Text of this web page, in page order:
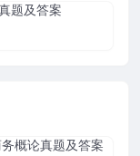
题及答案
概论真题及答案